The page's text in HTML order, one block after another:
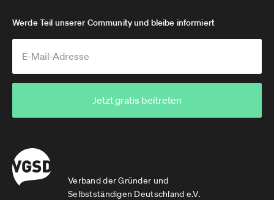
Verband der Gründer und
Selbstständigen Deutschland e.V.
Werde Teil unserer Community und bleibe informiert
Jetzt gratis beitreten